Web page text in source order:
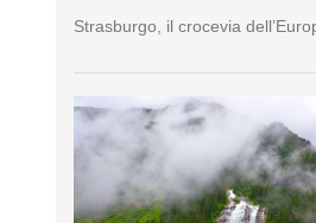
Strasburgo, il crocevia